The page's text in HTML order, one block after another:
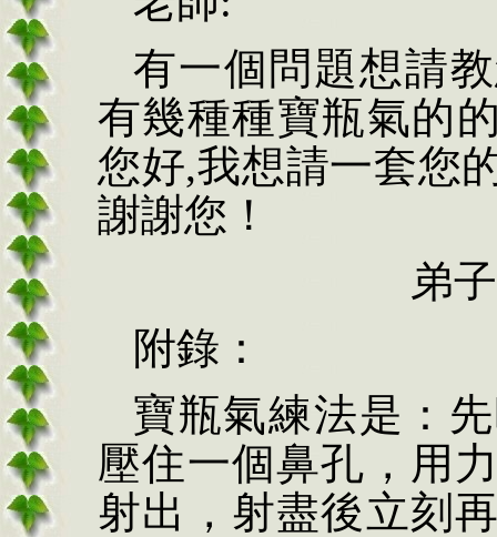
有一個問題想請
有幾種種寶瓶氣的
您好,我想請一套您
謝謝您！
弟
附錄：
寶瓶氣練法是：
壓住一個鼻孔，用
射出，射盡後立刻